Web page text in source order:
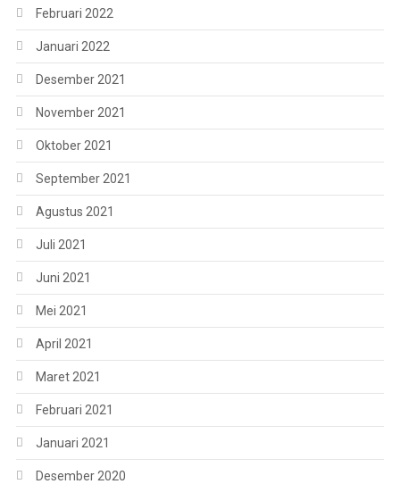
Februari 2022
Januari 2022
Desember 2021
November 2021
Oktober 2021
September 2021
Agustus 2021
Juli 2021
Juni 2021
Mei 2021
April 2021
Maret 2021
Februari 2021
Januari 2021
Desember 2020